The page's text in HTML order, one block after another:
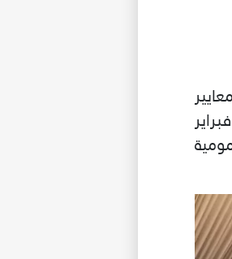
الدولية بمنظمة العالم الإسلامي للتربية والعلوم والثقافة (إيسيسكو) ورشة تكوينية، يومي 13 و 14 فبراير